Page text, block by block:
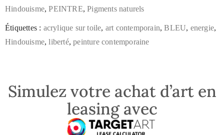
Hindouisme,PEINTRE,Pigments naturels
Étiquettes : acrylique sur toile, art contemporain,BLEU, energie,
Hindouisme,liberté,peinture contemporaine
Simulez votre achat d’art en
leasing avec